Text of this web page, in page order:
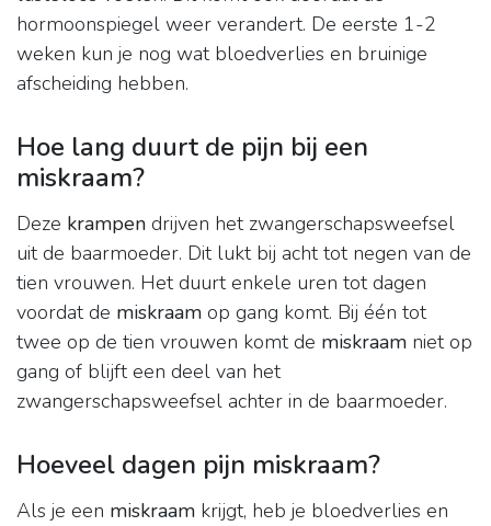
hormoonspiegel weer verandert. De eerste 1-2
weken kun je nog wat bloedverlies en bruinige
afscheiding hebben.
Hoe lang duurt de pijn bij een
miskraam?
Deze krampen drijven het zwangerschapsweefsel
uit de baarmoeder. Dit lukt bij acht tot negen van de
tien vrouwen. Het duurt enkele uren tot dagen
voordat de miskraam op gang komt. Bij één tot
twee op de tien vrouwen komt de miskraam niet op
gang of blijft een deel van het
zwangerschapsweefsel achter in de baarmoeder.
Hoeveel dagen pijn miskraam?
Als je een miskraam krijgt, heb je bloedverlies en